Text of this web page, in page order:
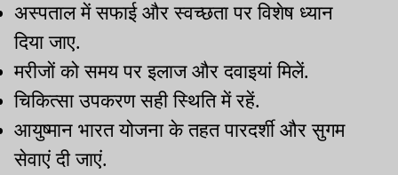
अस्पताल में सफाई और स्वच्छता पर विशेष ध्यान
दिया जाए.
मरीजों को समय पर इलाज और दवाइयां मिलें.
चिकित्सा उपकरण सही स्थिति में रहें.
आयुष्मान भारत योजना के तहत पारदर्शी और सुगम
सेवाएं दी जाएं.